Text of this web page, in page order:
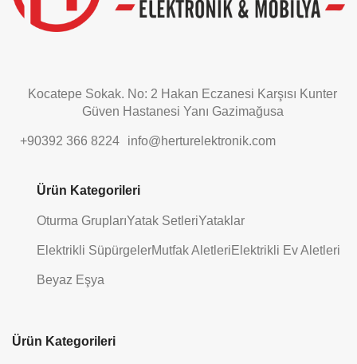
Kocatepe Sokak. No: 2 Hakan Eczanesi Karşısı Kunter
Güven Hastanesi Yanı Gazimağusa
+90392 366 8224 info@herturelektronik.com
Ürün Kategorileri
Oturma GruplarıYatak SetleriYataklar
Elektrikli SüpürgelerMutfak AletleriElektrikli Ev Aletleri
Beyaz Eşya
Ürün Kategorileri